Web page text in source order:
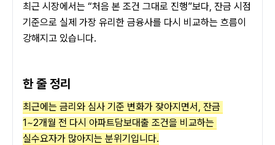
최근 시장에서는 “처음 본 조건 그대로 진행”보다, 잔금 시점
기준으로 실제 가장 유리한 금융사를 다시 비교하는 흐름이
강해지고 있습니다.
한 줄 정리
최근에는 금리와 심사 기준 변화가 잦아지면서, 잔금
1~2개월 전 다시 아파트담보대출 조건을 비교하는
실수요자가 많아지는 분위기입니다.